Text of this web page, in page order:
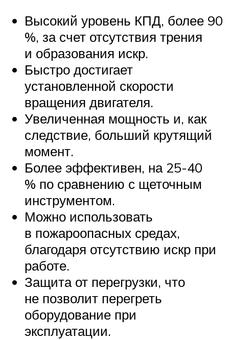
Высокий уровень КПД, более 90
%, за счет отсутствия трения
и образования искр.
Быстро достигает
установленной скорости
вращения двигателя.
Увеличенная мощность и, как
следствие, больший крутящий
момент.
Более эффективен, на 25-40
% по сравнению с щеточным
инструментом.
Можно использовать
в пожароопасных средах,
благодаря отсутствию искр при
работе.
Защита от перегрузки, что
не позволит перегреть
оборудование при
эксплуатации.